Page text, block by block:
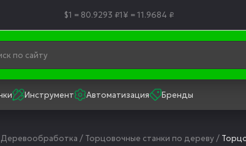
$1 = 80.9293 ₽1¥ = 11.9684 ₽
Инструмент Автоматизация Бренды
Деревообработка / Торцовочные станки по дереву/